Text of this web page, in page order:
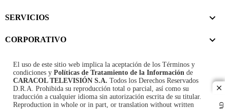
SERVICIOS
CORPORATIVO
El uso de este sitio web implica la aceptación de los Términos y
condiciones y Políticas de Tratamiento de la Información de
CARACOL TELEVISIÓN S.A. Todos los Derechos Reservados
D.R.A. Prohibida su reproducción total o parcial, así como su
traducción a cualquier idioma sin autorización escrita de su titular.
Reproduction in whole or in part, or translation without written